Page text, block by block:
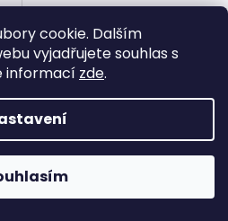
cookie. Dalším
vyjadřujete souhlas s
informací zde.